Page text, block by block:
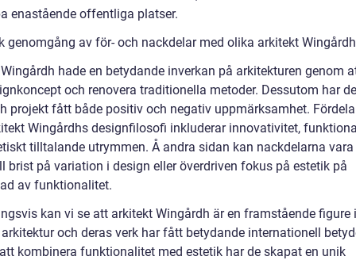
enastående offentliga platser.
genomgång av för- och nackdelar med olika arkitekt
hade en betydande inverkan på arkitekturen genom
och renovera traditionella metoder. Dessutom har
projekt fått både positiv och negativ uppmärksamhet.
Wingårdhs designfilosofi inkluderar innovativitet,
tilltalande utrymmen. Å andra sidan kan nackdelarna vara
brist på variation i design eller överdriven fokus på estetik på
av funktionalitet.
kan vi se att arkitekt Wingårdh är en framstående figure
och deras verk har fått betydande internationell
kombinera funktionalitet med estetik har de skapat en unik